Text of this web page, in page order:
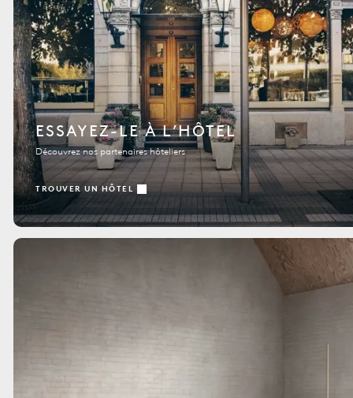
ESSAYEZ-LE À L’HÔTEL
Découvrez nos partenaires hôteliers
TROUVER UN HÔTEL